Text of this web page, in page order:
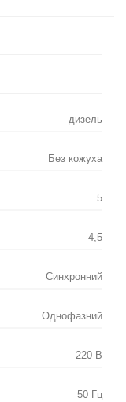
дизель
Без кожуха
5
4,5
Синхронний
Однофазний
220 В
50 Гц